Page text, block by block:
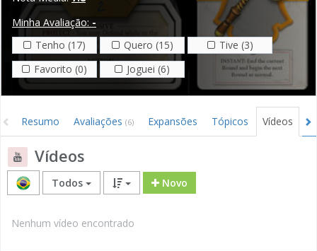
Minha Avaliação: -
Tenho (17)
Quero (15)
Tive (3)
Favorito (0)
Joguei (6)
Resumo Avaliações (6) Expansões Tópicos Vídeos
Vídeos
Todos Novo
Nenhum vídeo encontrado